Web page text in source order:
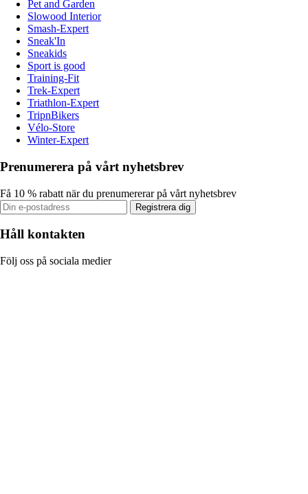
Pet and Garden
Slowood Interior
Smash-Expert
Sneak'In
Sneakids
Sport is good
Training-Fit
Trek-Expert
Triathlon-Expert
TripnBikers
Vélo-Store
Winter-Expert
Prenumerera på vårt nyhetsbrev
Få 10 % rabatt när du prenumererar på vårt nyhetsbrev
Registrera dig
Håll kontakten
Följ oss på sociala medier